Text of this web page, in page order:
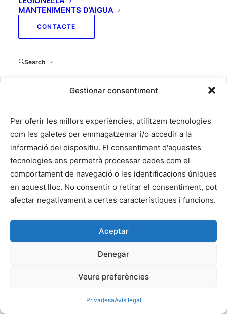
Gestionar consentiment
Per oferir les millors experiències, utilitzem tecnologies
com les galetes per emmagatzemar i/o accedir a la
informació del dispositiu. El consentiment d'aquestes
tecnologies ens permetrà processar dades com el
comportament de navegació o les identificacions úniques
en aquest lloc. No consentir o retirar el consentiment, pot
afectar negativament a certes característiques i funcions.
Aceptar
Denegar
Veure preferències
PrivadesaAvís legal
MANTENIMENTS D’AIGUA
CONTACTE
Search
La cistella està buida.
[eb_user_account]